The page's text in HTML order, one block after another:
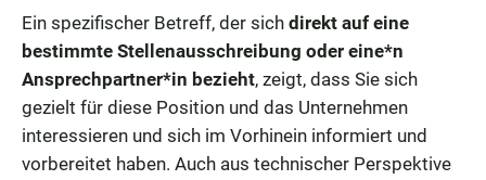
Ein spezifischer Betreff, der sich direkt auf eine
bestimmte Stellenausschreibung oder eine*n
Ansprechpartner*in bezieht, zeigt, dass Sie sich
gezielt für diese Position und das Unternehmen
interessieren und sich im Vorhinein informiert und
vorbereitet haben. Auch aus technischer Perspektive